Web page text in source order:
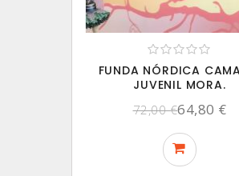
FUNDA NÓRDICA
JUVENIL MORA.
72,00 €64,80 €